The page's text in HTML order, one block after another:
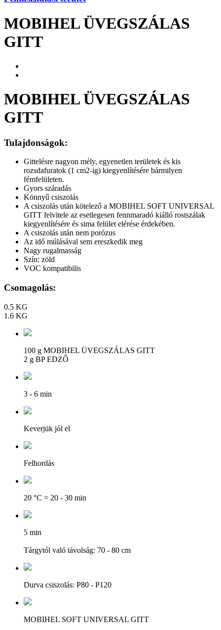
MOBIHEL ÜVEGSZÁLAS
GITT
MOBIHEL ÜVEGSZÁLAS
GITT
Tulajdonságok:
Gittelésre nagyon mély, egyenetlen területek és kis
rozsdafuratok (1 cm2-ig) kiegyenlítésére bármilyen
fémfelületen.
Gyors száradás
Könnyű csiszolás
A csiszolás után kötelező a MOBIHEL SOFT UNIVERSAL
GITT felvitele az esetlegesen fennmaradó kiálló rostszálak
kiegyenlítésére és sima felület elérése érdekében.
A csiszolás után nem porózus
Az idő múlásával sem ereszkedik meg
Nagy rugalmasság
Szín: zöld
VOC kompatibilis
Csomagolás:
0.5 KG
1.6 KG
100 g MOBIHEL ÜVEGSZÁLAS GITT
2 g BP EDZŐ
3 - 6 min
Keverjük jól el
Felhordás
20 °C = 20 - 30 min
5 min
Tárgytól való távolság: 70 - 80 cm
Durva csiszolás: P80 - P120
MOBIHEL SOFT UNIVERSAL GITT